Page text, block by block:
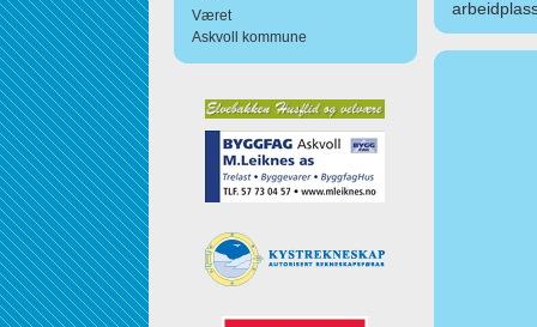
Været
Askvoll kommune